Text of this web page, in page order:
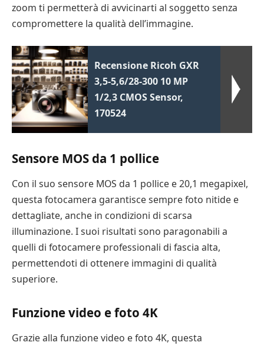
zoom ti permetterà di avvicinarti al soggetto senza
compromettere la qualità dell’immagine.
Recensione Ricoh GXR
3,5-5,6/28-300 10 MP
1/2,3 CMOS Sensor,
170524
Sensore MOS da 1 pollice
Con il suo sensore MOS da 1 pollice e 20,1 megapixel,
questa fotocamera garantisce sempre foto nitide e
dettagliate, anche in condizioni di scarsa
illuminazione. I suoi risultati sono paragonabili a
quelli di fotocamere professionali di fascia alta,
permettendoti di ottenere immagini di qualità
superiore.
Funzione video e foto 4K
Grazie alla funzione video e foto 4K, questa